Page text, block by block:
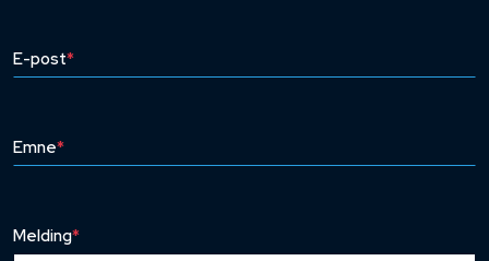
E-post*
Emne*
Melding*